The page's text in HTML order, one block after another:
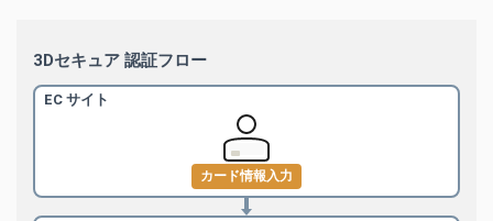
3Dセキュア 認証フロー
EC サイト
カード情報入力